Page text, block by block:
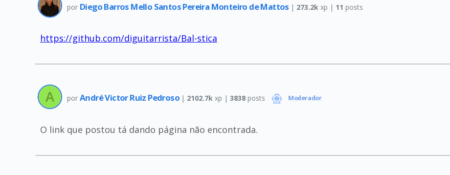
por Diego Barros Mello Santos Pereira Monteiro de Mattos | 273.2k xp | 11 posts
https://github.com/diguitarrista/Bal-stica
por André Victor Ruiz Pedroso | 2102.7k xp |3838 posts Moderador
O link que postou tá dando página não encontrada.